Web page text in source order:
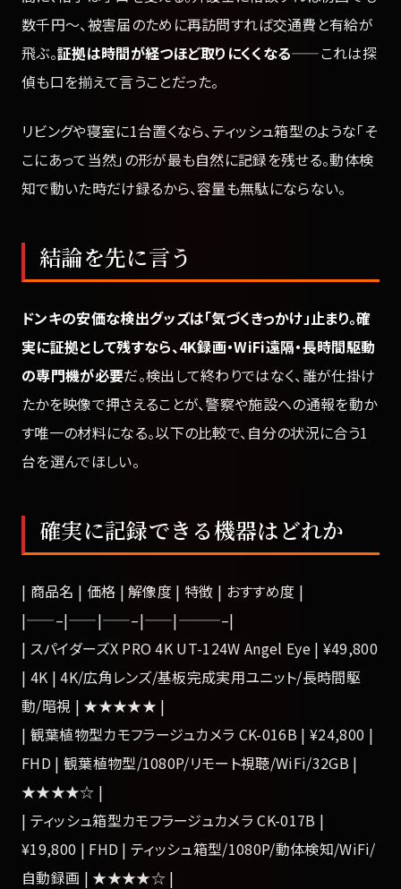
数千円〜、被害届のために再訪問すれば交通費と有給が
飛ぶ。証拠は時間が経つほど取りにくくなる——これは探
偵も口を揃えて言うことだった。
リビングや寝室に1台置くなら、ティッシュ箱型のような「そ
こにあって当然」の形が最も自然に記録を残せる。動体検
知で動いた時だけ録るから、容量も無駄にならない。
結論を先に言う
ドンキの安価な検出グッズは「気づくきっかけ」止まり。確
実に証拠として残すなら、4K録画・WiFi遠隔・長時間駆動
の専門機が必要だ。検出して終わりではなく、誰が仕掛け
たかを映像で押さえることが、警察や施設への通報を動か
す唯一の材料になる。以下の比較で、自分の状況に合う1
台を選んでほしい。
確実に記録できる機器はどれか
| 商品名 | 価格 | 解像度 | 特徴 | おすすめ度 |
|——–|——|——–|——|———–|
| スパイダーズX PRO 4K UT-124W Angel Eye | ¥49,800
| 4K | 4K/広角レンズ/基板完成実用ユニット/長時間駆
動/暗視 | ★★★★★ |
| 観葉植物型カモフラージュカメラ CK-016B | ¥24,800 |
FHD | 観葉植物型/1080P/リモート視聴/WiFi/32GB |
★★★★☆ |
| ティッシュ箱型カモフラージュカメラ CK-017B |
¥19,800 | FHD | ティッシュ箱型/1080P/動体検知/WiFi/
自動録画 | ★★★★☆ |